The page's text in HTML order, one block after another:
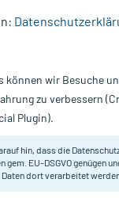
Nur für kurze Zeit:
können wir Besuche
zu verbessern
Plugin).
hin, dass die
gem. EU-DSGVO genügen
Daten dort verarbeitet